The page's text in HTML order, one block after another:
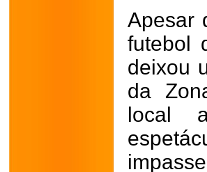
Apesar
futebol
deixou
da
local